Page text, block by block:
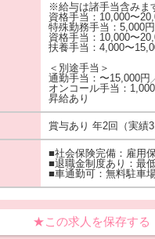
※給与は諸手当含みま
資格手当：10,000〜
特殊勤務手当：5,000円
資格手当：10,000〜
扶養手当：4,000〜
＜別途手当＞
通勤手当：〜15,000円
オンコール手当：
昇給あり
賞与あり 年2回（実績
■社会保険完備：雇用
■退職金制度あり：最
■車通勤可：無料駐車
★この求人を保存する